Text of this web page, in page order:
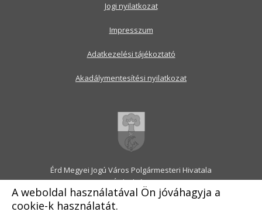
A weboldal használatával Ön jóváhagyja a
cookie-k használatát.
Érd Megyei Jogú Város Polgármesteri Hivatala
2030 Érd, Alsó utca 1.
Levélcím: 2031 Érd, Pf.: 31
E-mail:onkormanyzat@erd.hu
Jogi nyilatkozat
Impresszum
Adatkezelési tájékoztató
Akadálymentesítési nyilatkozat